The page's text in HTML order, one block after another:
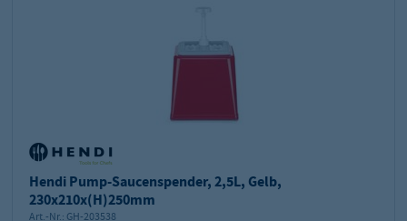
Hendi Pump-Saucenspender, 2,5L, Gelb,
230x210x(H)250mm
Art.-Nr.: GH-203538